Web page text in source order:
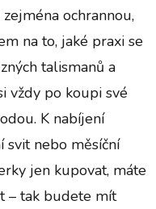
ochrannou,
na to, jaké praxi se
talismanů a
vždy po koupi své
K nabíjení
svit nebo měsíční
jen kupovat, máte
– tak budete mít